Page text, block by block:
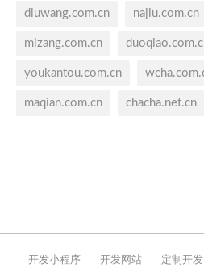
diuwang.com.cn najiu.com.cn
mizang.com.cn
youkantou.com.cn
maqian.com.cn chacha.net.cn
开发小程序 开发网站 定制开发